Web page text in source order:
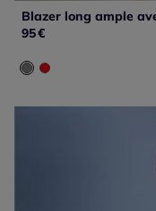
Blazer long ample
95€